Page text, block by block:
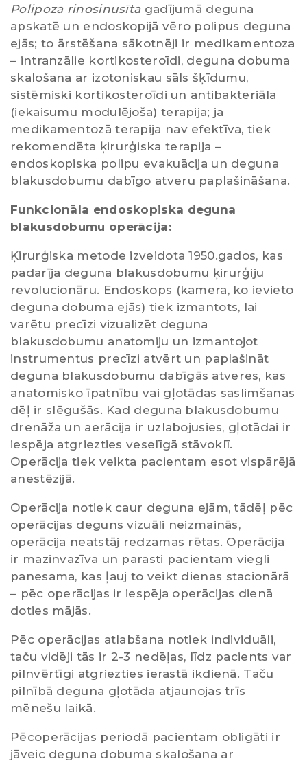
Polipoza rinosinusītagadījumā deguna
apskatē un endoskopijā vēro polipus deguna
ejās; to ārstēšana sākotnēji ir medikamentoza
– intranzālie kortikosteroīdi, deguna dobuma
skalošana ar izotoniskau sāls šķīdumu,
sistēmiski kortikosteroīdi un antibakteriāla
(iekaisumu modulējoša) terapija; ja
medikamentozā terapija nav efektīva, tiek
rekomendēta ķirurģiska terapija –
endoskopiska polipu evakuācija un deguna
blakusdobumu dabīgo atveru paplašināšana.
Funkcionāla endoskopiska deguna
blakusdobumu operācija:
Ķirurģiska metode izveidota 1950.gados, kas
padarīja deguna blakusdobumu ķirurģiju
revolucionāru. Endoskops (kamera, ko ievieto
deguna dobuma ejās) tiek izmantots, lai
varētu precīzi vizualizēt deguna
blakusdobumu anatomiju un izmantojot
instrumentus precīzi atvērt un paplašināt
deguna blakusdobumu dabīgās atveres, kas
anatomisko īpatnību vai gļotādas saslimšanas
dēļ ir slēgušās. Kad deguna blakusdobumu
drenāža un aerācija ir uzlabojusies, gļotādai ir
iespēja atgriezties veselīgā stāvoklī.
Operācija tiek veikta pacientam esot vispārējā
anestēzijā.
Operācija notiek caur deguna ejām, tādēļ pēc
operācijas deguns vizuāli neizmainās,
operācija neatstāj redzamas rētas. Operācija
ir mazinvazīva un parasti pacientam viegli
panesama, kas ļauj to veikt dienas stacionārā
– pēc operācijas ir iespēja operācijas dienā
doties mājās.
Pēc operācijas atlabšana notiek individuāli,
taču vidēji tās ir 2-3 nedēļas, līdz pacients var
pilnvērtīgi atgriezties ierastā ikdienā. Taču
pilnībā deguna gļotāda atjaunojas trīs
mēnešu laikā.
Pēcoperācijas periodā pacientam obligāti ir
jāveic deguna dobuma skalošana ar